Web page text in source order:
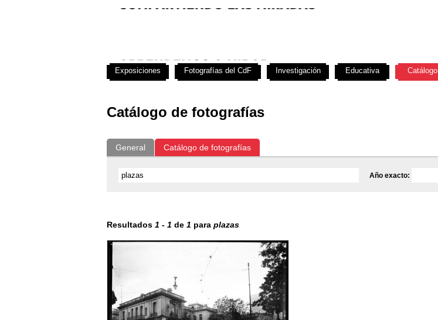
Catálogo de fotografías
General Catálogo de fotografías
Año exacto:
Resultados 1 - 1 de 1 para plazas
Exposiciones Fotografías del CdF Investigación Educativa Catálogo